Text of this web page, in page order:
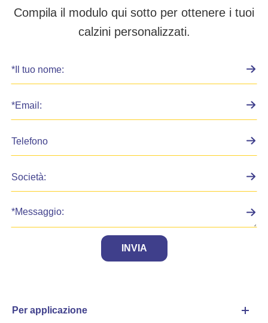
Compila il modulo qui sotto per ottenere i tuoi
calzini personalizzati.
INVIA
Per applicazione